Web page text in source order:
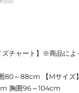
ズチャート】※商品に
80～88cm 【Mサイズ
胸囲96～104cm